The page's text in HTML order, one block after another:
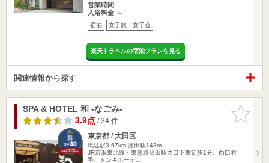
営業時間
入浴料金 ～
宿泊 女子旅・女子会
楽天トラベルの宿泊プランを見る
関連情報から探す
お気に入
りに追加
SPA & HOTEL 和 -なごみ-
3.9点/ 34 件
東京都 / 大田区
馬込駅3.67km 蒲田駅143m
JR京浜東北線・東急線蒲田駅西口下車徒歩1分。西口右
手、ドンキホーテ…